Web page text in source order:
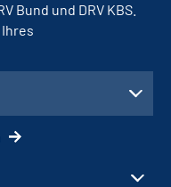
Bund und DRV KBS.